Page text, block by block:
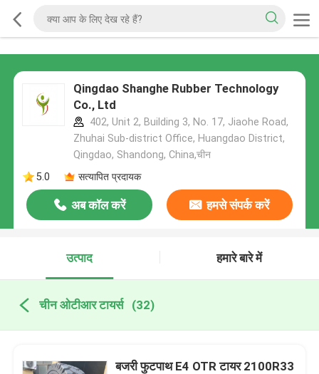
Qingdao Shanghe Rubber Technology
Co., Ltd
402, Unit 2, Building 3, No. 17, Jiaohe Road,
Zhuhai Sub-district Office, Huangdao District,
Qingdao, Shandong, China,चीन
5.0
सत्यापित प्रदायक
अब कॉल करें हमसे संपर्क करें
उत्पाद हमारे बारे में
चीन ओटीआर टायर्स (32)
बजरी फुटपाथ E4 OTR टायर 2100R33